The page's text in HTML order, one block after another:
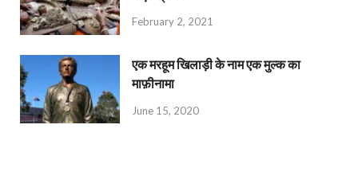
February 2, 2021
एक मरहूम खिलाड़ी के नाम एक मुल्क का
माफ़ीनामा
June 15, 2020